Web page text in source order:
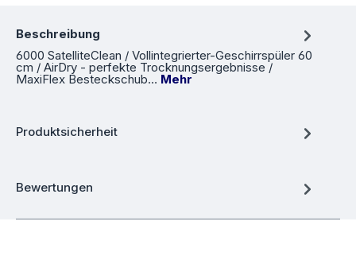
Beschreibung
6000 SatelliteClean / Vollintegrierter-Geschirrspüler 60
cm / AirDry - perfekte Trocknungsergebnisse /
MaxiFlex Besteckschub… Mehr
Produktsicherheit
Bewertungen